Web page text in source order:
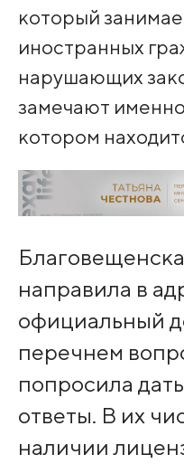
который
иностранных
нарушающих
замечают
котором
направила в
официальный
перечнем
попросила
ответы. В их
наличии